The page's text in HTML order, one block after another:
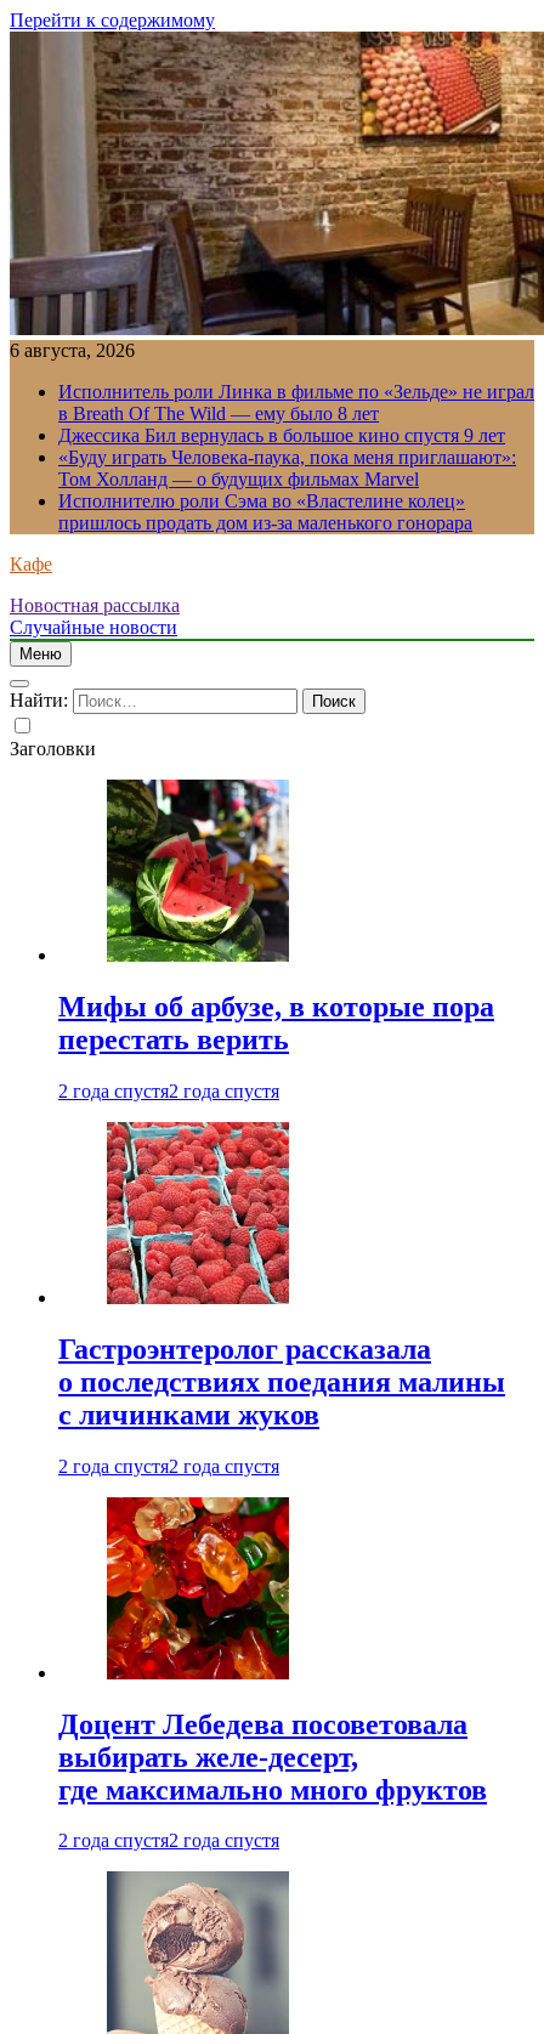
Перейти к содержимому
6 августа, 2026
Исполнитель роли Линка в фильме по «Зельде» не играл
в Breath Of The Wild — ему было 8 лет
Джессика Бил вернулась в большое кино спустя 9 лет
«Буду играть Человека-паука, пока меня приглашают»:
Том Холланд — о будущих фильмах Marvel
Исполнителю роли Сэма во «Властелине колец»
пришлось продать дом из-за маленького гонорара
Кафе
Новостная рассылка
Случайные новости
Меню
Найти:
Заголовки
Мифы об арбузе, в которые пора
перестать верить
2 года спустя2 года спустя
Гастроэнтеролог рассказала
о последствиях поедания малины
с личинками жуков
2 года спустя2 года спустя
Доцент Лебедева посоветовала
выбирать желе-десерт,
где максимально много фруктов
2 года спустя2 года спустя